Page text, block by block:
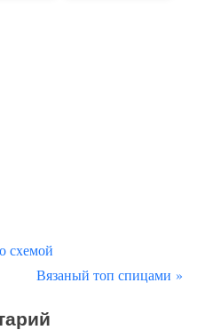
схемой
С
е
Вязаный топ спицами